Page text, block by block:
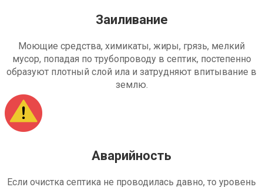
Заиливание
Моющие средства, химикаты, жиры, грязь, мелкий
мусор, попадая по трубопроводу в септик, постепенно
образуют плотный слой ила и затрудняют впитывание в
землю.
Аварийность
Если очистка септика не проводилась давно, то уровень